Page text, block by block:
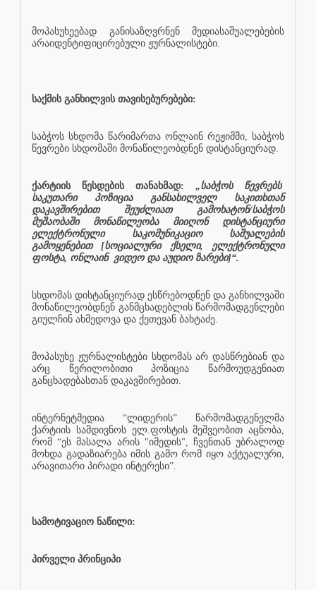
მოპასუხეებად განისაზღვრნენ მედიასაშუალებების
არაიდენტიფიცირებული ჟურნალისტები.
საქმის განხილვის თავისებურებები:
საბჭოს სხდომა წარიმართა ონლაინ რეჟიმში, საბჭოს
წევრები სხდომაში მონაწილეობდნენ დისტანციურად.
ქარტიის წესდების თანახმად: „საბჭოს წევრებს
საკუთარი პოზიცია განსახილველ საკითხთან
დაკავშირებით შეუძლიათ გამოხატონ/საბჭოს
მუშაობაში მონაწილეობა მიიღონ დისტანციური
ელექტრონული საკომუნიკაციო საშუალების
გამოყენებით [სოციალური ქსელი, ელექტრონული
ფოსტა, ონლაინ ვიდეო და აუდიო ზარები]“.
სხდომას დისტანციურად ესწრებოდნენ და განხილვაში
მონაწილეობდნენ განმცხადებლის წარმომადგენლები
გიულჩინ ახმედოვა და ქეთევან ბახტაძე.
მოპასუხე ჟურნალისტები სხდომას არ დასწრებიან და
არც წერილობითი პოზიცია წარმოუდგენიათ
განცხადებასთან დაკავშირებით.
ინტერნეტმედია “ლიდერის” წარმომადგენელმა
ქარტიის სამდივნოს ელ.ფოსტის მეშვეობით აცნობა,
რომ “ეს მასალა არის "იმედის", ჩვენთან უბრალოდ
მოხდა გადაზიარება იმის გამო რომ იყო აქტუალური,
არავითარი პირადი ინტერესი”.
სამოტივაციო ნაწილი:
პირველი პრინციპი